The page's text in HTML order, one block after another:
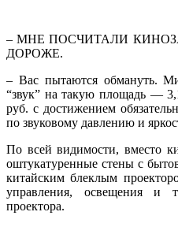
– МНЕ ПОСЧИТАЛИ
ДОРОЖЕ.
– Вас пытаются обмануть.
“звук” на такую площадь —
руб. с достижением
по звуковому давлению и
По всей видимости, вместо
оштукатуренные стены с
китайским блеклым
управления, освещения и
проектора.